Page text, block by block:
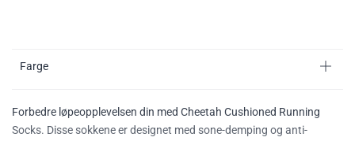
Farge
Forbedre løpeopplevelsen din med Cheetah Cushioned Running
Socks. Disse sokkene er designet med sone-demping og anti-